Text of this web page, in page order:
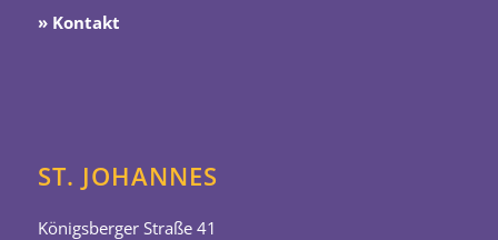
» Kontakt
ST. JOHANNES
Königsberger Straße 41